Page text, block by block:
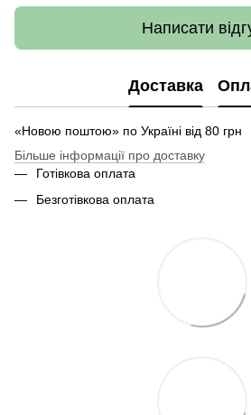
Написати
Доставка
«Новою поштою» по Україні від 80 грн
Більше інформації про доставку
Готівкова оплата
Безготівкова оплата